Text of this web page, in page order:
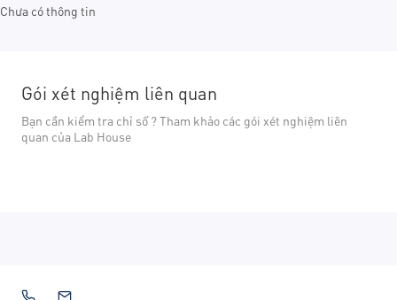
Chưa có thông tin
Gói xét nghiệm liên quan
Bạn cần kiểm tra chỉ số ? Tham khảo các gói xét nghiệm liên
quan của Lab House